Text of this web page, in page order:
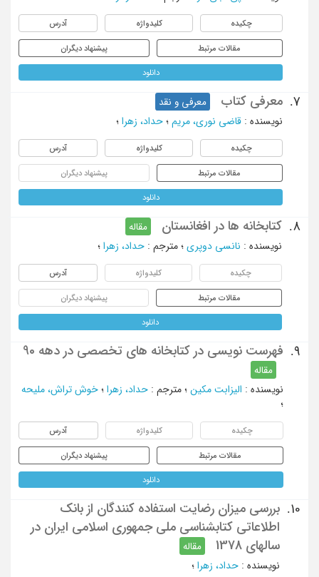
چکیده کلیدواژه آدرس
مقالات مرتبط پیشنهاد دیگران
دانلود
7. معرفی کتاب
معرفی و نقد
نویسنده : قاضی نوری، مریم ؛ حداد، زهرا ؛
چکیده کلیدواژه آدرس
مقالات مرتبط پیشنهاد دیگران
دانلود
8. کتابخانه ها در افغانستان
مقاله
نویسنده : نانسی دوپری ؛ مترجم : حداد، زهرا ؛
چکیده کلیدواژه آدرس
مقالات مرتبط پیشنهاد دیگران
دانلود
9. فهرست نویسی در کتابخانه های تخصصی در دهه 90
مقاله
نویسنده : الیزابت مکین ؛ مترجم : حداد، زهرا ؛ خوش تراش، ملیحه
؛
چکیده کلیدواژه آدرس
مقالات مرتبط پیشنهاد دیگران
دانلود
10.
بررسی میزان رضایت استفاده کنندگان از بانک
اطلاعاتی کتابشناسی ملی جمهوری اسلامی ایران در
سالهای 1378
مقاله
نویسنده : حداد، زهرا ؛